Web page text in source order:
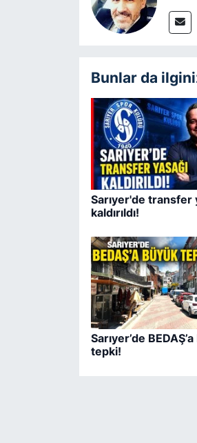
Bunlar da
Sarıyer'de transfer
kaldırıldı!
Sarıyer’de
tepki!